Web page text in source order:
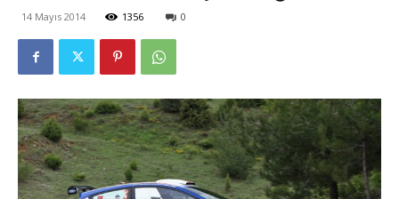
14 Mayıs 2014 1356 0